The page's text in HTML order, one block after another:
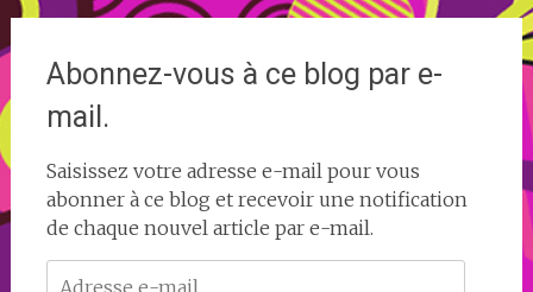
Abonnez-vous à ce blog par e-
mail.
Saisissez votre adresse e-mail pour vous
abonner à ce blog et recevoir une notification
de chaque nouvel article par e-mail.
Adresse